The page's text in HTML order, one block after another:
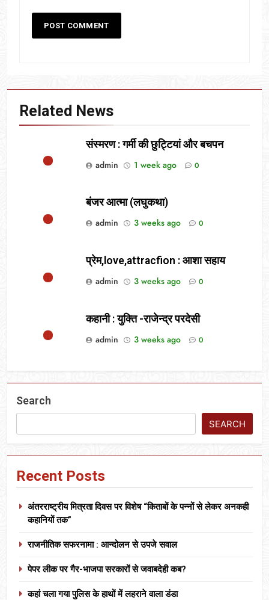
Related News
संस्मरण : गर्मी की छुट्टियां और बचपन
admin
1 week ago 0
बंजर आत्मा (लघुकथा)
admin
3 weeks ago 0
प्रेम,love,attracfion : आशा सहाय
admin
3 weeks ago 0
कहानी : युक्ति -राजेन्द्र परदेसी
admin
3 weeks ago 0
Search
SEARCH
Recent Posts
अंतरराष्ट्रीय मित्रता दिवस पर विशेष “किताबों के पन्नों से लेकर अनकही
कहानियों तक”
राजनीतिक सफरनामा : आन्दोलन से उपजे सवाल
पेपर लीक पर गैर-भाजपा सरकारों से जवाबदेही कब?
कहां चला गया पुलिस के हाथों में लहराने वाला डंडा